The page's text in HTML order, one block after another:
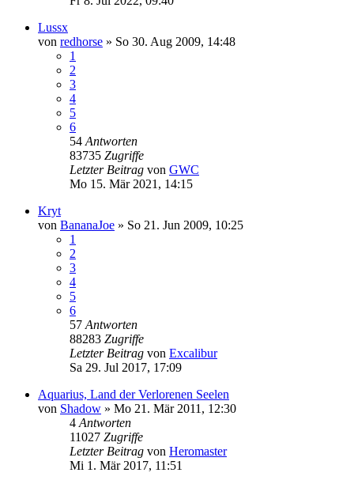
Lussx
von redhorse » So 30. Aug 2009, 14:48
1
2
3
4
5
6
54 Antworten
83735 Zugriffe
Letzter Beitrag von GWC
Mo 15. Mär 2021, 14:15
Kryt
von BananaJoe » So 21. Jun 2009, 10:25
1
2
3
4
5
6
57 Antworten
88283 Zugriffe
Letzter Beitrag von Excalibur
Sa 29. Jul 2017, 17:09
Aquarius, Land der Verlorenen Seelen
von Shadow » Mo 21. Mär 2011, 12:30
4 Antworten
11027 Zugriffe
Letzter Beitrag von Heromaster
Mi 1. Mär 2017, 11:51